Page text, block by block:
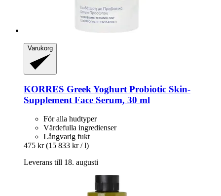
Varukorg
KORRES Greek Yoghurt Probiotic Skin-​
Supplement Face Serum, 30 ml
För alla hudtyper
Värdefulla ingredienser
Långvarig fukt
475 kr (15 833 kr / l)
Leverans till 18. augusti